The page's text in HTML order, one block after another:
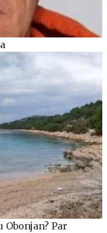
Par